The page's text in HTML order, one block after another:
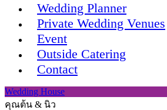
Wedding Planner
Private Wedding Venues
Event
Outside Catering
Contact
Wedding House
คุณต้น & นิว